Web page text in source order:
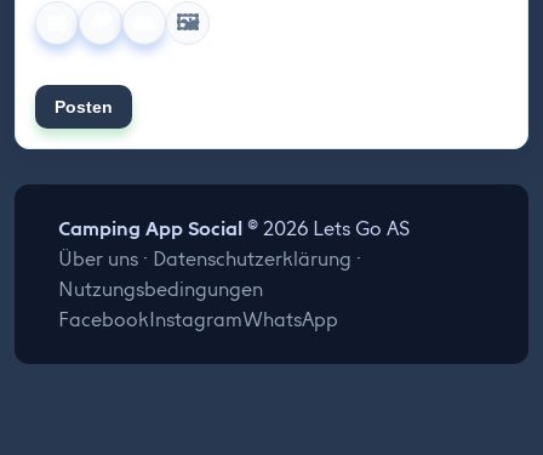
🖼️
Posten
Camping App Social © 2026 Lets Go AS
Über uns· Datenschutzerklärung ·
Nutzungsbedingungen
Facebook InstagramWhatsApp